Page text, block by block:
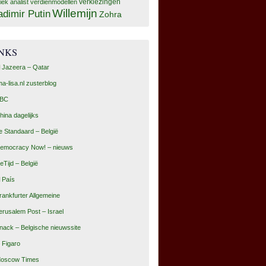
analist verdienmodellen verkiezingen
PutinWillemijn Zohra
Jazeera – Qatar
lisa.nl zusterblog
dagelijks
Standaard – België
Now! – nieuws
– België
País
Allgemeine
Post – Israel
– Belgische nieuwssite
Figaro
Times